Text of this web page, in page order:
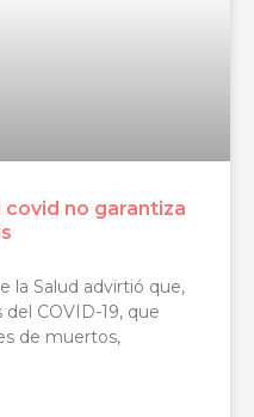
covid no garantiza
la Salud advirtió que,
del COVID-19, que
de muertos,